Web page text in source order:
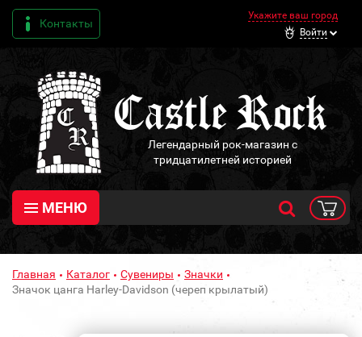
Контакты
Укажите ваш город
Войти
Легендарный рок-магазин с
тридцатилетней историей
МЕНЮ
Главная Каталог Сувениры
Значки
Значок цанга Harley-Davidson (череп крылатый)